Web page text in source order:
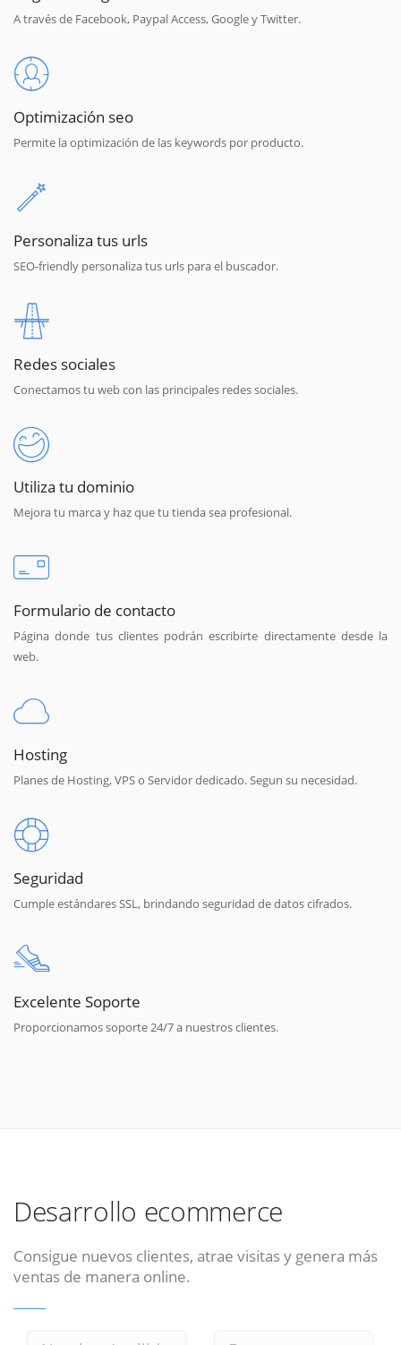
A través de Facebook, Paypal Access, Google y Twitter.
Optimización seo
Permite la optimización de las keywords por producto.
Personaliza tus urls
SEO-friendly personaliza tus urls para el buscador.
Redes sociales
Conectamos tu web con las principales redes sociales.
Utiliza tu dominio
Mejora tu marca y haz que tu tienda sea profesional.
Formulario de contacto
Página donde tus clientes podrán escribirte directamente desde la
web.
Hosting
Planes de Hosting, VPS o Servidor dedicado. Segun su necesidad.
Seguridad
Cumple estándares SSL, brindando seguridad de datos cifrados.
Excelente Soporte
Proporcionamos soporte 24/7 a nuestros clientes.
Desarrollo ecommerce
Consigue nuevos clientes, atrae visitas y genera más
ventas de manera online.